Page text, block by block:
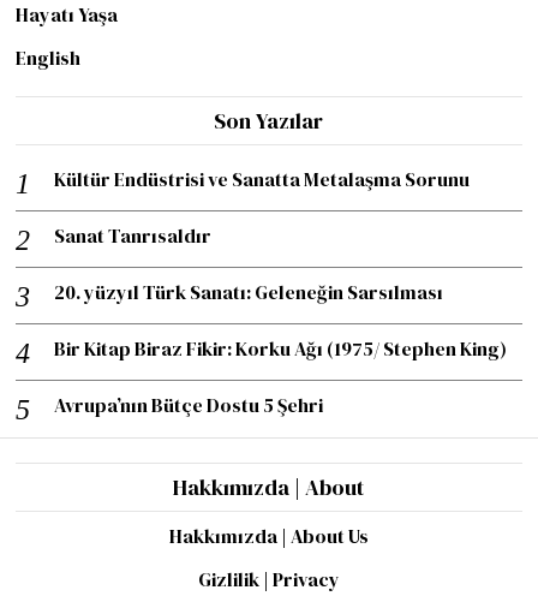
Hayatı Yaşa
English
Son Yazılar
Kültür Endüstrisi ve Sanatta Metalaşma Sorunu
Sanat Tanrısaldır
20. yüzyıl Türk Sanatı: Geleneğin Sarsılması
Bir Kitap Biraz Fikir: Korku Ağı (1975/ Stephen King)
Avrupa’nın Bütçe Dostu 5 Şehri
Hakkımızda | About
Hakkımızda | About Us
Gizlilik | Privacy